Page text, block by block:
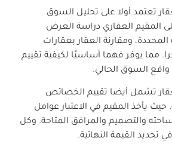
تعتمد أولا على تحليل السوق
المقيم العقاري دراسة العرض
ومقارنة العقار بعقارات
مما يوفر فهما أساسيًا لكيفية تقييم
واقع السوق الحالي.
تشمل أيضا تقييم الخصائص
حيث يأخذ المقيم في الاعتبار عوامل
والتصميم والمرافق المتاحة. وكل
القيمة النهائية.